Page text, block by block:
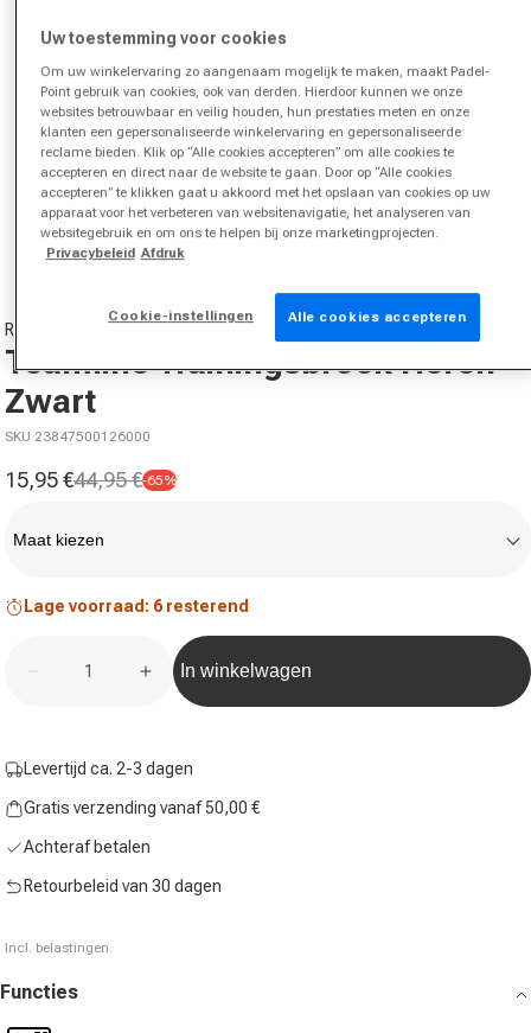
Media 1 in modal openen
1 /van
4
RACKET ROOTS
Teamline Trainingsbroek Heren-
Zwart
SKU 23847500126000
Aanbiedingsprijs
15,95 €
Normale prijs
44,95 €-65%
Maat kiezen
Lage voorraad: 6 resterend
Hoeveelheid voor Teamline Trainingsbroek Heren-
Hoeveelheid voor Teamline
In winkelwagen
Levertijd ca. 2-3 dagen
Gratis verzending vanaf 50,00 €
Achteraf betalen
Retourbeleid van 30 dagen
Incl. belastingen.
Functies
Uw toestemming voor cookies
Om uw winkelervaring zo aangenaam mogelijk te maken, maakt Padel-
Point gebruik van cookies, ook van derden. Hierdoor kunnen we onze
websites betrouwbaar en veilig houden, hun prestaties meten en onze
klanten een gepersonaliseerde winkelervaring en gepersonaliseerde
reclame bieden. Klik op “Alle cookies accepteren” om alle cookies te
accepteren en direct naar de website te gaan. Door op “Alle cookies
accepteren” te klikken gaat u akkoord met het opslaan van cookies op uw
apparaat voor het verbeteren van websitenavigatie, het analyseren van
websitegebruik en om ons te helpen bij onze marketingprojecten.
Privacybeleid Afdruk
Cookie-instellingen Alle cookies accepteren